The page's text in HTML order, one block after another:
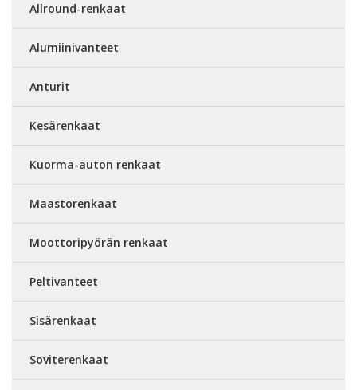
Allround-renkaat
Alumiinivanteet
Anturit
Kesärenkaat
Kuorma-auton renkaat
Maastorenkaat
Moottoripyörän renkaat
Peltivanteet
Sisärenkaat
Soviterenkaat